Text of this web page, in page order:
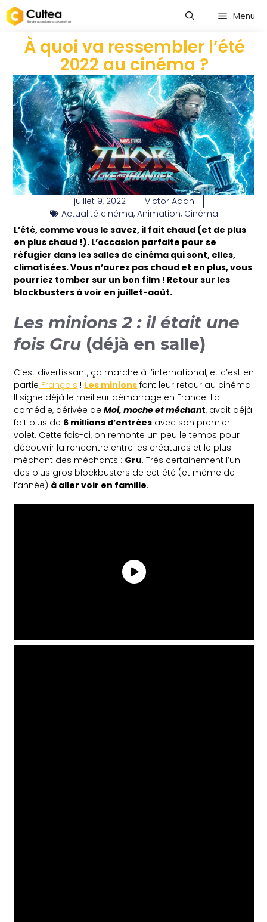
Menu
À quoi va ressembler l’été
2022 au cinéma ?
juillet 9, 2022
Victor Adan
Actualité cinéma, Animation, Cinéma
L’été, comme vous le savez, il fait chaud (et de plus
en plus chaud !). L’occasion parfaite pour se
réfugier dans les salles de cinéma qui sont, elles,
climatisées. Vous n’aurez pas chaud et en plus, vous
pourriez tomber sur un bon film ! Retour sur les
blockbusters à voir en juillet-août.
Les minions 2 : il était une
fois Gru (déjà en salle)
C’est divertissant, ça marche à l’international, et c’est en
partie Français ! Les minions font leur retour au cinéma.
Il signe déjà le meilleur démarrage en France. La
comédie, dérivée deMoi, moche et méchant, avait déjà
fait plus de 6 millions d’entrées avec son premier
volet. Cette fois-ci, on remonte un peu le temps pour
découvrir la rencontre entre les créatures et le plus
méchant des méchants : Gru. Très certainement l’un
des plus gros blockbusters de cet été (et même de
l’année) à aller voir en famille.